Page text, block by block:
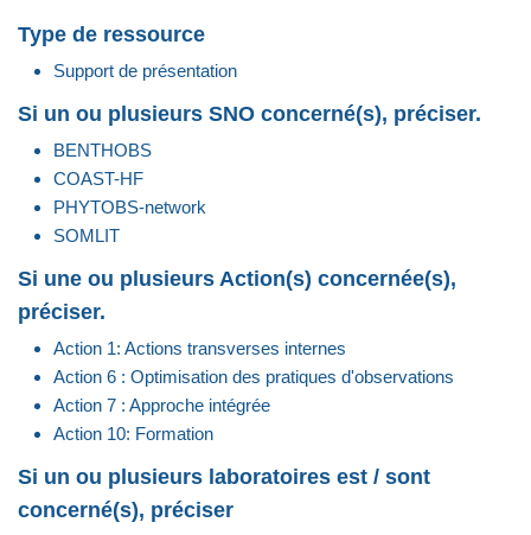
Type de ressource
Support de présentation
Si un ou plusieurs SNO concerné(s), préciser.
BENTHOBS
COAST-HF
PHYTOBS-network
SOMLIT
Si une ou plusieurs Action(s) concernée(s),
préciser.
Action 1: Actions transverses internes
Action 6 : Optimisation des pratiques d'observations
Action 7 : Approche intégrée
Action 10: Formation
Si un ou plusieurs laboratoires est / sont
concerné(s), préciser